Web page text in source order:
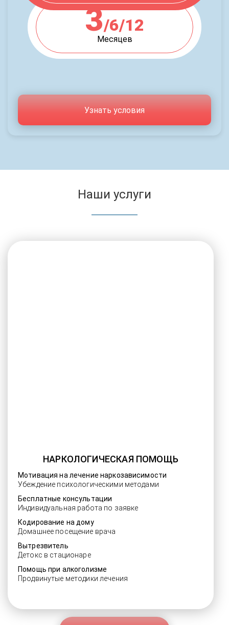
3/6/12
Месяцев
Узнать условия
Наши услуги
НАРКОЛОГИЧЕСКАЯ ПОМОЩЬ
Мотивация на лечение наркозависимости
Убеждение психологическими методами
Бесплатные консультации
Индивидуальная работа по заявке
Кодирование на дому
Домашнее посещение врача
Вытрезвитель
Детокс в стационаре
Помощь при алкоголизме
Продвинутые методики лечения